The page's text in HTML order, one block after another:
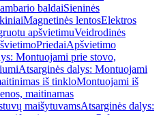
baldaiSieninės
Magnetinės lentosElektros
apšvietimuVeidrodinės
PriedaiApšvietimo
Montuojami prie stovo,
Atsarginės dalys: Montuojami
iš tinkloMontuojami iš
maitinamas
maišytuvamsAtsarginės dalys: